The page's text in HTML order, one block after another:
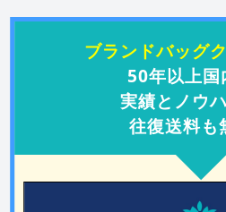
ブランドバッグ
50年以上国
実績とノウ
往復送料も